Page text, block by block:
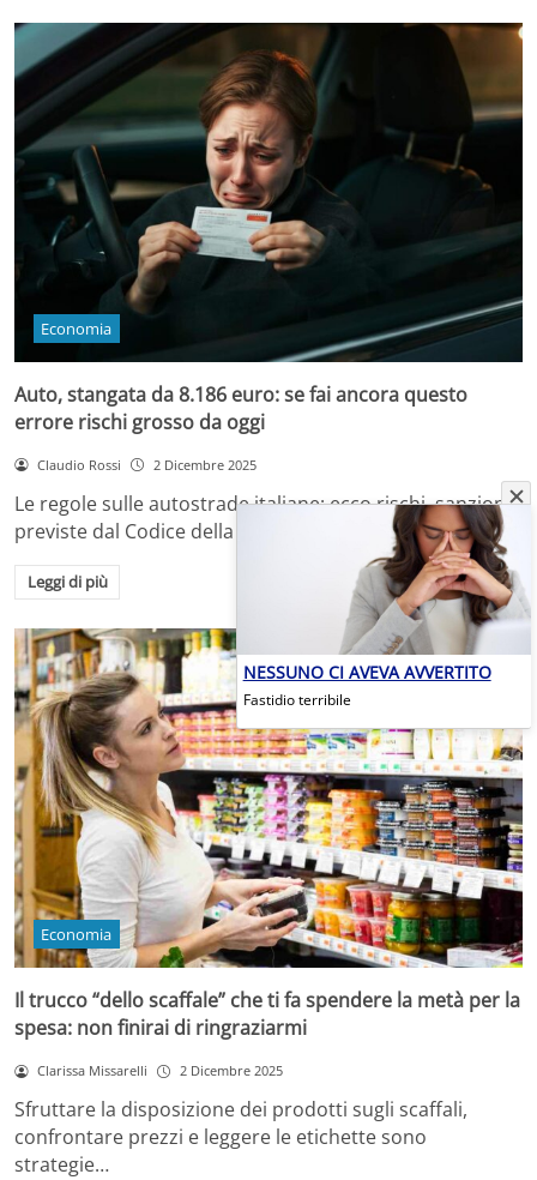
Economia
Auto, stangata da 8.186 euro: se fai ancora questo
errore rischi grosso da oggi
Claudio Rossi 2 Dicembre 2025
Le regole sulle autostrade italiane: ecco rischi, sanzioni
previste dal Codice della Strada e come…
Leggi di più
Economia
Il trucco “dello scaffale” che ti fa spendere la metà per la
spesa: non finirai di ringraziarmi
Clarissa Missarelli 2 Dicembre 2025
Sfruttare la disposizione dei prodotti sugli scaffali,
confrontare prezzi e leggere le etichette sono
strategie…
NESSUNO CI AVEVA AVVERTITO
Fastidio terribile